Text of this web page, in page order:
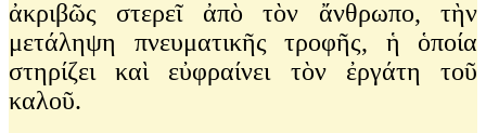
ἀκριβῶς στερεῖ ἀπὸ τὸν ἄνθρωπο, τὴν
μετάληψη πνευματικῆς τροφῆς, ἡ ὁποία
στηρίζει καὶ εὐφραίνει τὸν ἐργάτη τοῦ
καλοῦ.